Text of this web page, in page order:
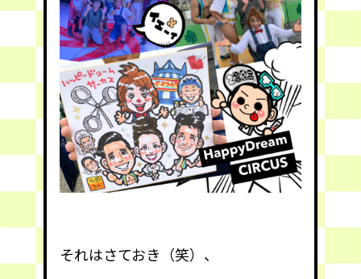
それはさておき（笑）、